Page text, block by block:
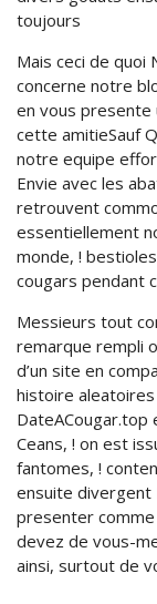
toujours
Mais ceci de quoi
concerne notre
en vous presente
cette amitieSauf
notre equipe
Envie avec les
retrouvent
essentiellement
monde, !
cougars pendant
Messieurs tout
remarque rempli
d’un site en
histoire
DateACougar.top
Ceans, ! on est
fantomes, !
ensuite
presenter comme
devez de vous-
ainsi, surtout de